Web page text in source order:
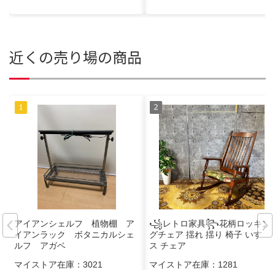
近くの売り場の商品
アイアンシェルフ 植物棚 ア
イアンラック ボタニカルシェ
ルフ アガベ
マイストア在庫： 3021
꧁レトロ家具꧂花柄ロッキン
グチェア 揺れ 揺り 椅子 いす イ
ス チェア
マイストア在庫： 1281